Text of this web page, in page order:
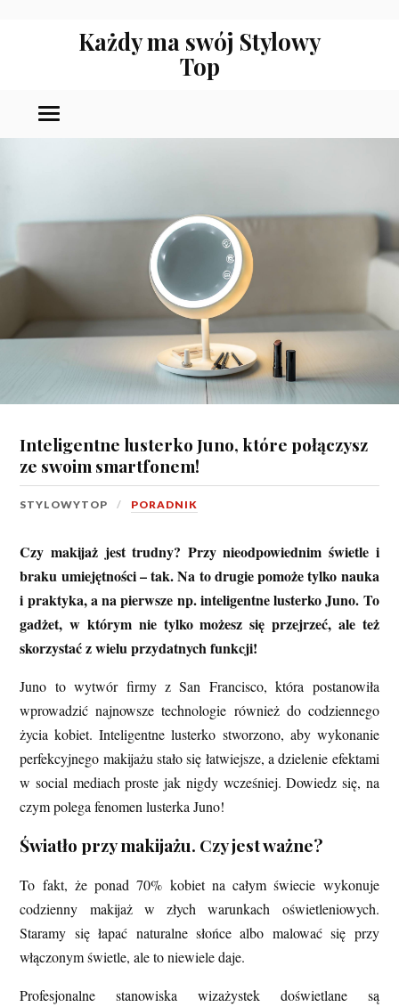
Każdy ma swój Stylowy
Top
Inteligentne lusterko Juno, które połączysz
ze swoim smartfonem!
STYLOWYTOP PORADNIK
Czy makijaż jest trudny? Przy nieodpowiednim świetle i
braku umiejętności – tak. Na to drugie pomoże tylko nauka
i praktyka, a na pierwsze np. inteligentne lusterko Juno. To
gadżet, w którym nie tylko możesz się przejrzeć, ale też
skorzystać z wielu przydatnych funkcji!
Juno to wytwór firmy z San Francisco, która postanowiła
wprowadzić najnowsze technologie również do codziennego
życia kobiet. Inteligentne lusterko stworzono, aby wykonanie
perfekcyjnego makijażu stało się łatwiejsze, a dzielenie efektami
w social mediach proste jak nigdy wcześniej. Dowiedz się, na
czym polega fenomen lusterka Juno!
Światło przy makijażu. Czy jest ważne?
To fakt, że ponad 70% kobiet na całym świecie wykonuje
codzienny makijaż w złych warunkach oświetleniowych.
Staramy się łapać naturalne słońce albo malować się przy
włączonym świetle, ale to niewiele daje.
Profesjonalne stanowiska wizażystek doświetlane są